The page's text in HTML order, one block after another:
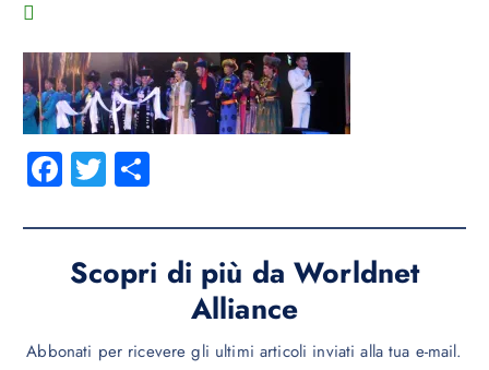
Fa
ce
b
o
T
wi
tt
er
n
di
di
Scopri di più da Worldnet
Alliance
Abbonati per ricevere gli ultimi articoli inviati alla tua e-mail.